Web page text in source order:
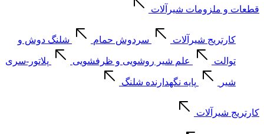
قطعات و ملزومات شیرآلات
کارتریج شیرآلات سردوش حمام شلنگ دوش و
توالت علم شیر روشویی و ظرفشویی پلاتور-سری
شیر پایه نگهدارنده شلنگ
کارتریج شیرآلات